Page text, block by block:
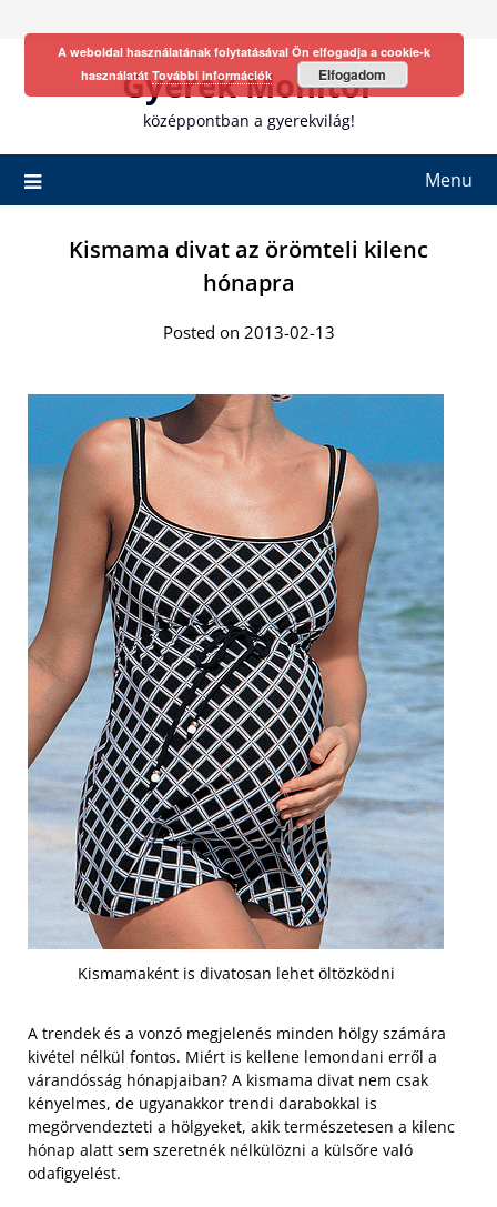
Gyerek Monitor
középpontban a gyerekvilág!
Menu
Kismama divat az örömteli kilenc
hónapra
Posted on 2013-02-13
Kismamaként is divatosan lehet öltözködni
A trendek és a vonzó megjelenés minden hölgy számára
kivétel nélkül fontos. Miért is kellene lemondani erről a
várandósság hónapjaiban? A kismama divat nem csak
kényelmes, de ugyanakkor trendi darabokkal is
megörvendezteti a hölgyeket, akik természetesen a kilenc
hónap alatt sem szeretnék nélkülözni a külsőre való
odafigyelést.
A weboldal használatának folytatásával Ön elfogadja a cookie-k
használatát További információk Elfogadom